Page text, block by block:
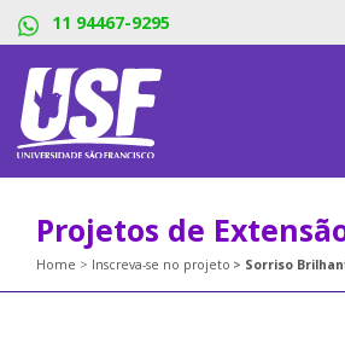
11 94467-9295
Projetos de
Home Inscreva-se no projeto Sorriso